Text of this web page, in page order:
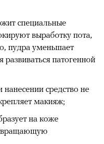
специальные
выработку пота,
пудра уменьшает
развиваться патогенной
средство не
макияж;
на коже